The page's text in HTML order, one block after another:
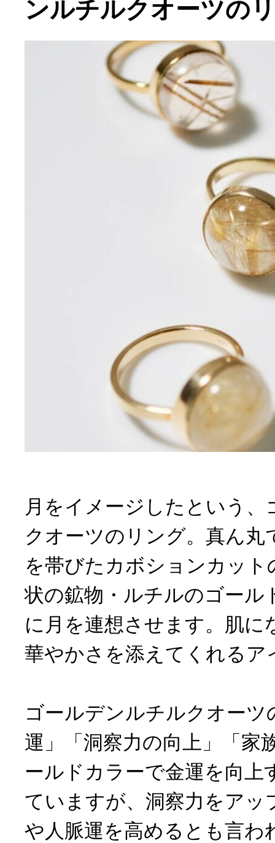
ンルチルクオーツの
月をイメージしたという
クオーツのリング。真ん丸
を帯びたカボションカット
状の鉱物・ルチルのゴール
に月を連想させます。肌に
華やかさを添えてくれるア
ゴールデンルチルクオーツ
運」「洞察力の向上」「家
ールドカラーで金運を向上
ていますが、洞察力をアッ
や人脈運を高めるとも言わ